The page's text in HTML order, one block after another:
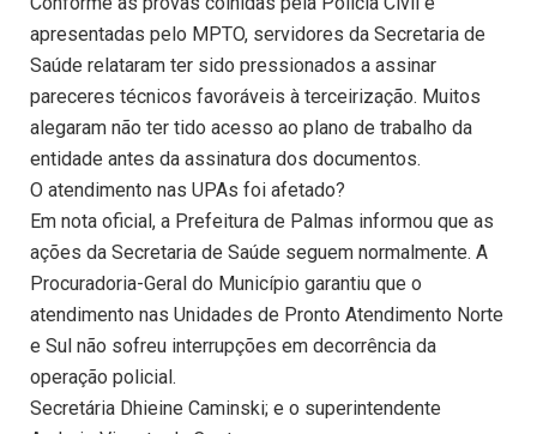
apresentadas pelo MPTO, servidores da Secretaria de
Saúde relataram ter sido pressionados a assinar
pareceres técnicos favoráveis à terceirização. Muitos
alegaram não ter tido acesso ao plano de trabalho da
entidade antes da assinatura dos documentos.
O atendimento nas UPAs foi afetado?
Em nota oficial, a Prefeitura de Palmas informou que as
ações da Secretaria de Saúde seguem normalmente. A
Procuradoria-Geral do Município garantiu que o
atendimento nas Unidades de Pronto Atendimento Norte
e Sul não sofreu interrupções em decorrência da
operação policial.
Secretária Dhieine Caminski; e o superintendente